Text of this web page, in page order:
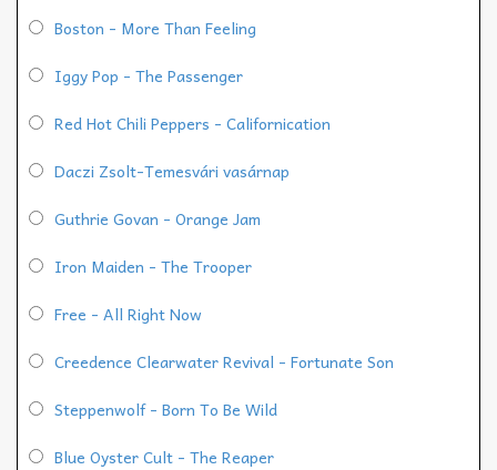
Boston - More Than Feeling
Iggy Pop - The Passenger
Red Hot Chili Peppers - Californication
Daczi Zsolt-Temesvári vasárnap
Guthrie Govan - Orange Jam
Iron Maiden - The Trooper
Free - All Right Now
Creedence Clearwater Revival - Fortunate Son
Steppenwolf - Born To Be Wild
Blue Oyster Cult - The Reaper